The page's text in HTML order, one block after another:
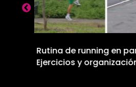
Entrenamiento de
Espalda con IRL